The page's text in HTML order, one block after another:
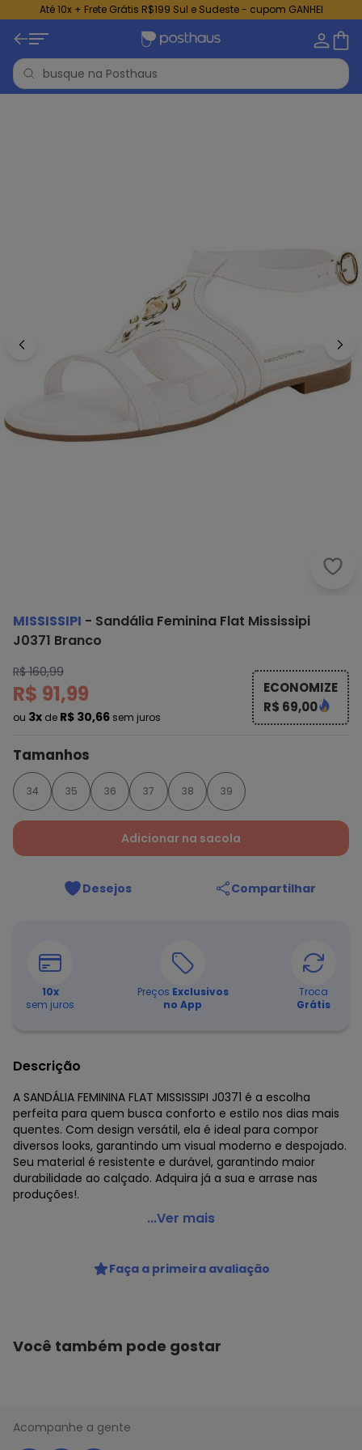
Até 10x + Frete Grátis R$199 Sul e Sudeste - cupom GANHEI
MISSISSIPI - Sandália Feminina Flat Mississipi
J0371 Branco
R$ 160,99
R$ 91,99
ou 3x de R$ 30,66 sem juros
ECONOMIZE
R$ 69,00
Tamanhos
34 35 36 37 38 39
Adicionar na sacola
Desejos Compartilhar
10x
sem juros
Preços Exclusivos
no App
Troca
Grátis
Descrição
A SANDÁLIA FEMININA FLAT MISSISSIPI J0371 é a escolha
perfeita para quem busca conforto e estilo nos dias mais
quentes. Com design versátil, ela é ideal para compor
diversos looks, garantindo um visual moderno e despojado.
Seu material é resistente e durável, garantindo maior
durabilidade ao calçado. Adquira já a sua e arrase nas
produções!.
Mississipi - Sandália Feminina Flat Mississipi J0371
Código do produto: 24313503
TIPO : SANDÁLIA
MATERIAL DA PALMILHA : PU
MATERIAL DA SOLA : Borracha
TIPO DE SALTO : Flat
...Ver mais
Faça a primeira avaliação
Você também pode gostar
Acompanhe a gente